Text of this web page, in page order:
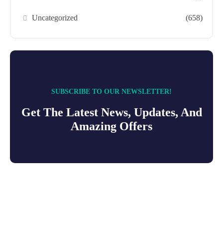
Uncategorized (658)
SUBSCRIBE TO OUR NEWSLETTER!
Get The Latest News, Updates, And
Amazing Offers